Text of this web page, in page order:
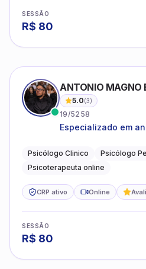
SESSÃO
R$ 80
ANTONIO MAGNO
5.0(3)
19/5258
Especializado em
familiares e
Psicólogo Clinico
Psicólogo
Psicoterapeuta online
CRP ativo Online
SESSÃO
R$ 80